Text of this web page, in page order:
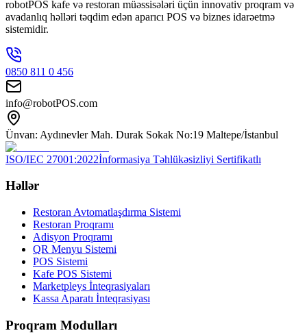
robotPOS kafe və restoran müəssisələri üçün innovativ proqram və
avadanlıq həlləri təqdim edən aparıcı POS və biznes idarəetmə
sistemidir.
0850 811 0 456
info@robotPOS.com
Ünvan: Aydınevler Mah. Durak Sokak No:19 Maltepe/İstanbul
ISO/IEC 27001:2022İnformasiya Təhlükəsizliyi Sertifikatlı
Həllər
Restoran Avtomatlaşdırma Sistemi
Restoran Proqramı
Adisyon Proqramı
QR Menyu Sistemi
POS Sistemi
Kafe POS Sistemi
Marketpleys İnteqrasiyaları
Kassa Aparatı İnteqrasiyası
Proqram Modulları